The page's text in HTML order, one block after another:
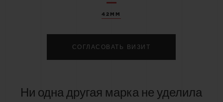
42MM
СОГЛАСОВАТЬ ВИЗИТ
Ни одна другая марка не уделила